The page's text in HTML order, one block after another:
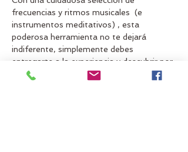
frecuencias y ritmos musicales  (e
instrumentos meditativos) , esta
poderosa herramienta no te dejará
indiferente, simplemente debes
entregarte a la experiencia y descubrir por
ti mism@ sus beneficios.